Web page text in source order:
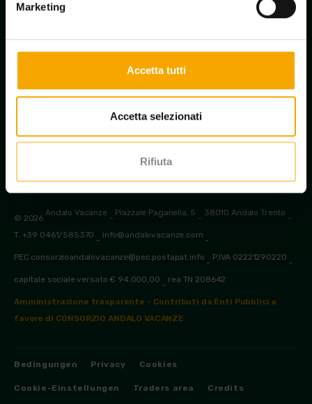
Marketing
Accetta tutti
Accetta selezionati
Rifiuta
Newsletter-Anmeldung
© 2026
Andalo Vacanze
-
Piazzale Paganella, 5
-
38010 Andalo Trento
-
T. +39 0461/585370
-
info@andalovacanze.com
-
PEC consorzioandalovacanze@pec.postapat.info
-
P.IVA 02221290220
-
capitale sociale versato € 94.000,00
-
rea TN 208642
Amministrazione trasparente - Contributi da Enti Pubblici a
favore di CONSORZIO ANDALO VACANZE
Bedingungen Privacy Cookies
Cookie-Einstellungen Traders area Credits